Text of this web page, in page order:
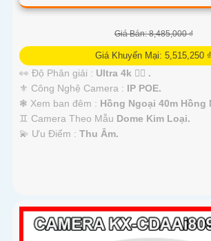
Giá Bán: 8,485,000 ₫
Giá Khuyến Mại: 5,515,250 ₫
👀 Độ Phân giải : Ultra 4k 👍🏾 .
⚜️ Công Nghệ Camera : IP POE.
❃ Xem ban đêm : Hồng Ngoại 40m Hồng
♊ Camera Theo Mẫu Dome Kim Loại.
️💫 Ưu Điểm : Thu Âm.